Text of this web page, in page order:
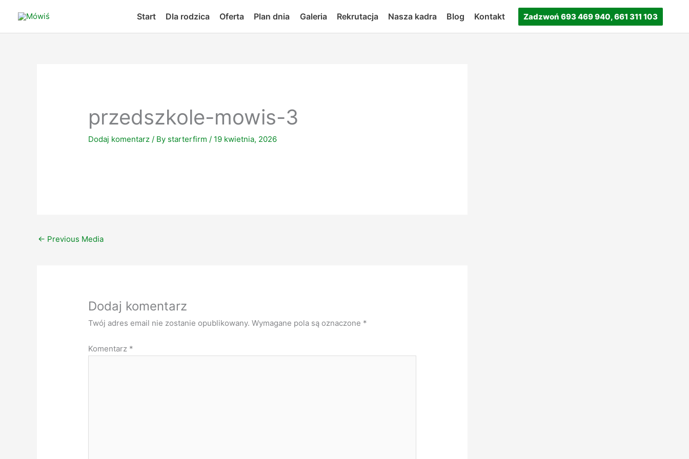
content
Start Dla rodzica Oferta Plan dnia Galeria Rekrutacja Nasza kadra Blog Kontakt Zadzwoń 693 469 940, 661 311 103
przedszkole-mowis-3
Dodaj komentarz / By starterfirm/ 19 kwietnia, 2026
← Previous Media
Dodaj komentarz
Twój adres email nie zostanie opublikowany. Wymagane pola są oznaczone *
Komentarz *